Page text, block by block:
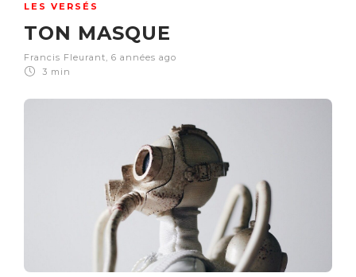
LES VERSÉS
TON MASQUE
Francis Fleurant, 6 années ago
3 min